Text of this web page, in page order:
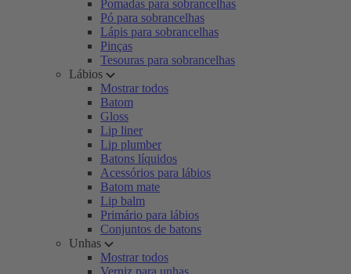
Pomadas para sobrancelhas
Pó para sobrancelhas
Lápis para sobrancelhas
Pinças
Tesouras para sobrancelhas
Lábios
Mostrar todos
Batom
Gloss
Lip liner
Lip plumber
Batons líquidos
Acessórios para lábios
Batom mate
Lip balm
Primário para lábios
Conjuntos de batons
Unhas
Mostrar todos
Verniz para unhas